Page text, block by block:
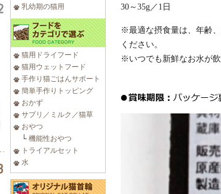
乳幼期の猫用
猫用ドライフード
猫用ウェットフード
手作り猫ごはんサポート
簡単手作りトッピング
おかず
サプリ／ミルク／猫草
おやつ
└ 機能性おやつ
トライアルセット
水
30～35g／1日
※最適な摂食量は、年齢
ください。
※いつでも新鮮なお水が